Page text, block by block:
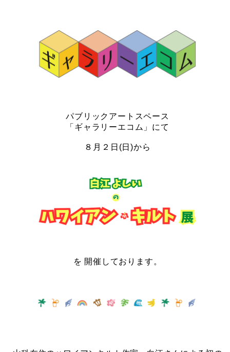
パブリックアートスペース
「ギャラリーエコム」にて
８月２ 日(日)から
を 開催しております。